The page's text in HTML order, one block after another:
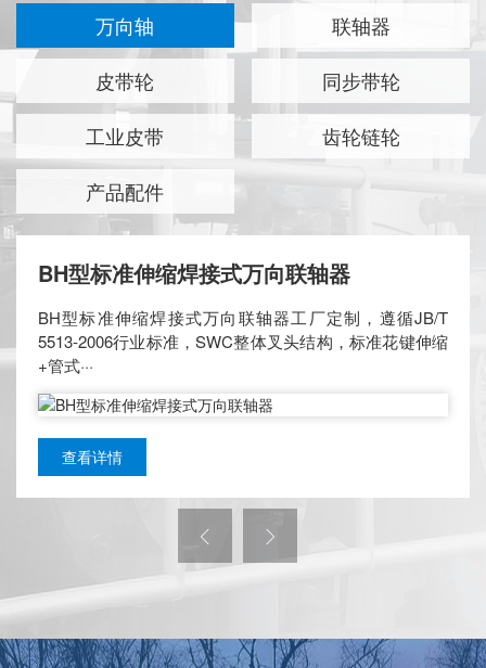
万向轴
联轴器
皮带轮
同步带轮
工业皮带
齿轮链轮
产品配件
BH型标准伸缩焊接式万向联轴器
BH型标准伸缩焊接式万向联轴器工厂定制，遵循JB/T
5513-2006行业标准，SWC整体叉头结构，标准花键伸缩
+管式···
查看详情
HL/LX型弹性柱销联轴器
LX型弹性柱销联轴器厂家现货，国标GB/T 5014-2003弹
性柱销联轴器，结构简单、减震降噪、补偿轴系偏差，拆
装···
查看详情